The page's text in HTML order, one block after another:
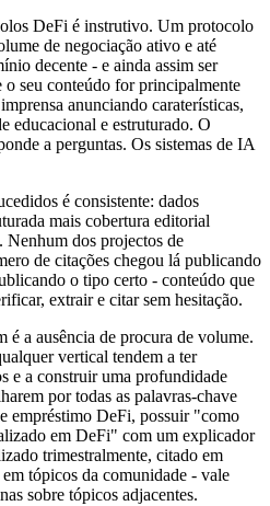
DeFi é instrutivo. Um protocolo
de negociação ativo e até
decente - e ainda assim ser
o seu conteúdo for principalmente
anunciando caraterísticas,
educacional e estruturado. O
a perguntas. Os sistemas de IA
é consistente: dados
mais cobertura editorial
Nenhum dos projectos de
de citações chegou lá publicando
o tipo certo - conteúdo que
extrair e citar sem hesitação.
é a ausência de procura de volume.
vertical tendem a ter
e a construir uma profundidade
por todas as palavras-chave
empréstimo DeFi, possuir "como
em DeFi" com um explicador
trimestralmente, citado em
tópicos da comunidade - vale
sobre tópicos adjacentes.